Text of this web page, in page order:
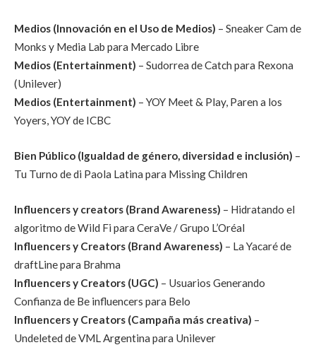
Medios (Innovación en el Uso de Medios) – Sneaker Cam de
Monks y Media Lab para Mercado Libre
Medios (Entertainment) – Sudorrea de Catch para Rexona
(Unilever)
Medios (Entertainment) – YOY Meet & Play, Paren a los
Yoyers, YOY de ICBC
Bien Público (Igualdad de género, diversidad e inclusión) –
Tu Turno de di Paola Latina para Missing Children
Influencers y creators (Brand Awareness) – Hidratando el
algoritmo de Wild Fi para CeraVe / Grupo L’Oréal
Influencers y Creators (Brand Awareness) – La Yacaré de
draftLine para Brahma
Influencers y Creators (UGC) – Usuarios Generando
Confianza de Be influencers para Belo
Influencers y Creators (Campaña más creativa) –
Undeleted de VML Argentina para Unilever